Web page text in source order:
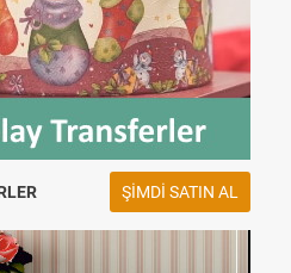
ŞIMDI SATIN AL